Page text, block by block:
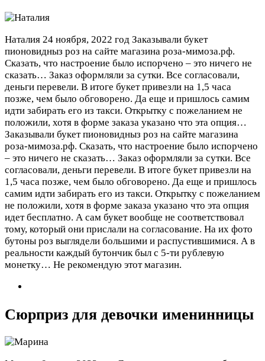
Наталия 24 ноября, 2022 год Заказывали букет
пионовидныз роз на сайте магазина роза-мимоза.рф.
Сказать, что настроение было испорчено – это ничего не
сказать… Заказ оформляли за сутки. Все согласовали,
деньги перевели. В итоге букет привезли на 1,5 часа
позже, чем было обговорено. Да еще и пришлось самим
идти забирать его из такси. Открытку с пожеланием не
положили, хотя в форме заказа указано что эта опция…
Заказывали букет пионовидныз роз на сайте магазина
роза-мимоза.рф. Сказать, что настроение было испорчено
– это ничего не сказать… Заказ оформляли за сутки. Все
согласовали, деньги перевели. В итоге букет привезли на
1,5 часа позже, чем было обговорено. Да еще и пришлось
самим идти забирать его из такси. Открытку с пожеланием
не положили, хотя в форме заказа указано что эта опция
идет бесплатно. А сам букет вообще не соответствовал
тому, который они прислали на согласование. На их фото
бутоны роз выглядели большими и распустившимися. А в
реальности каждый бутончик был с 5-ти рублевую
монетку… Не рекомендую этот магазин.
Сюрприз для девочки именинницы